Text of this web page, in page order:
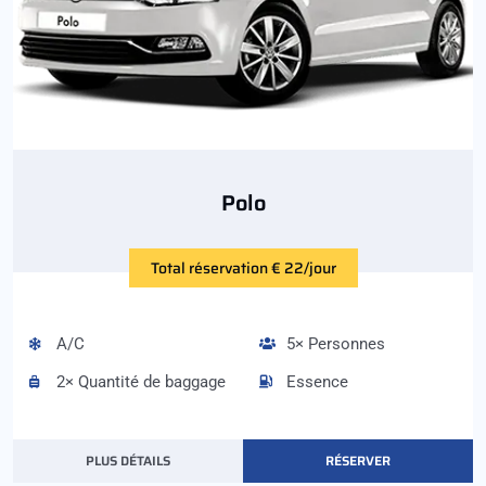
Polo
Total réservation € 22/jour
A/C
2× Quantité de baggage
5× Personnes
Essence
PLUS DÉTAILS RÉSERVER